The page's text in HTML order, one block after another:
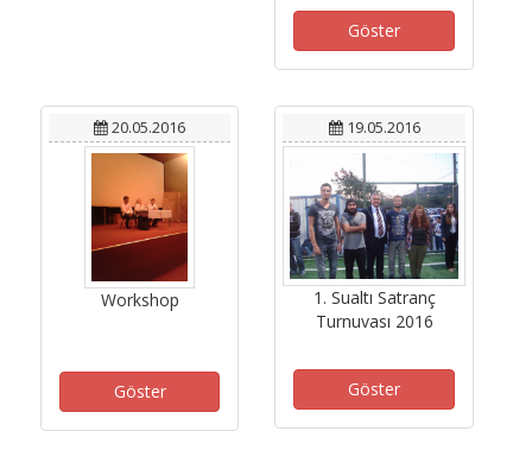
Göster
20.05.2016
Workshop
Göster
19.05.2016
1. Sualtı Satranç
Turnuvası 2016
Göster